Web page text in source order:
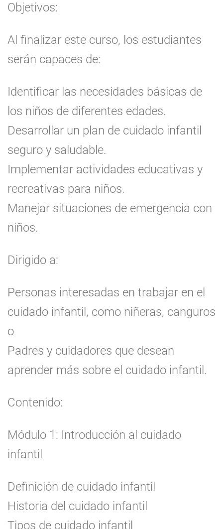
Objetivos:
Al finalizar este curso, los estudiantes
serán capaces de:
Identificar las necesidades básicas de
los niños de diferentes edades.
Desarrollar un plan de cuidado infantil
seguro y saludable.
Implementar actividades educativas y
recreativas para niños.
Manejar situaciones de emergencia con
niños.
Dirigido a:
Personas interesadas en trabajar en el
cuidado infantil, como niñeras, canguros
o
Padres y cuidadores que desean
aprender más sobre el cuidado infantil.
Contenido:
Módulo 1: Introducción al cuidado
infantil
Definición de cuidado infantil
Historia del cuidado infantil
Tipos de cuidado infantil